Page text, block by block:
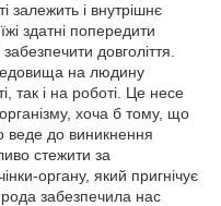
залежить і внутрішнє
здатні попередити
довголіття.
на людину
так і на роботі. Це несе
хоча б тому, що
веде до виникнення
стежити за
органу, який пригнічує
забезпечила нас